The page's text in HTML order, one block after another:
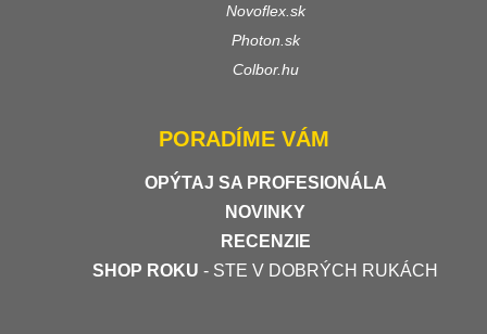
Novoflex.sk
Photon.sk
Colbor.hu
PORADÍME VÁM
OPÝTAJ SA PROFESIONÁLA
NOVINKY
RECENZIE
SHOP ROKU - STE V DOBRÝCH RUKÁCH